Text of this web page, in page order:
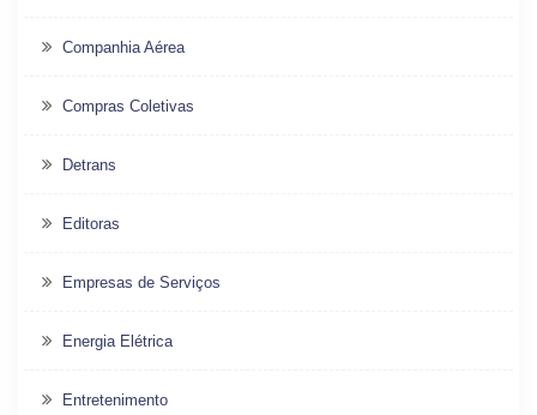
Companhia Aérea
Compras Coletivas
Detrans
Editoras
Empresas de Serviços
Energia Elétrica
Entretenimento